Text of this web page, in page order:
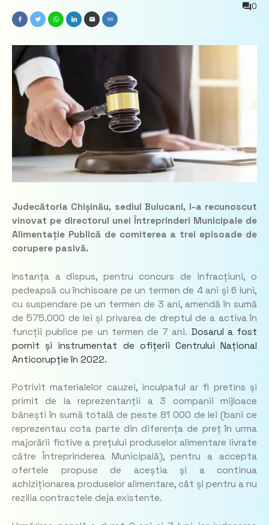
0
Judecătoria Chișinău, sediul Buiucani, l-a recunoscut
vinovat pe directorul unei Întreprinderi Municipale de
Alimentație Publică de comiterea a trei episoade de
corupere pasivă.
Instanța a dispus, pentru concurs de infracțiuni, o
pedeapsă cu închisoare pe un termen de 4 ani și 6 luni,
cu suspendare pe un termen de 3 ani, amendă în sumă
de 575.000 de lei și privarea de dreptul de a activa în
funcții publice pe un termen de 7 ani. Dosarul a fost
pornit și instrumentat de ofițerii Centrului Național
Anticorupție în 2022.
Potrivit materialelor cauzei, inculpatul ar fi pretins și
primit de la reprezentanții a 3 companii mijloace
bănești în sumă totală de peste 81 000 de lei (bani ce
reprezentau cota parte din diferența de preț în urma
majorării fictive a prețului produselor alimentare livrate
către Întreprinderea Municipală), pentru a accepta
ofertele propuse de aceștia și a continua
achiziționarea produselor alimentare, cât și pentru a nu
rezilia contractele deja existente.